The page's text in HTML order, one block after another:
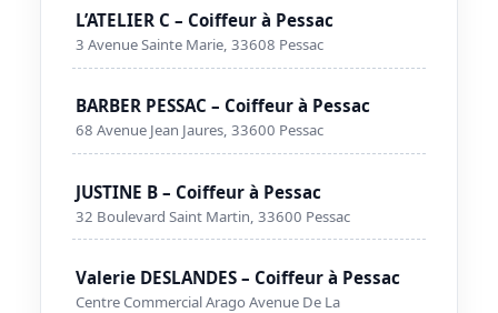
L’ATELIER C – Coiffeur à Pessac
3 Avenue Sainte Marie, 33608 Pessac
BARBER PESSAC – Coiffeur à Pessac
68 Avenue Jean Jaures, 33600 Pessac
JUSTINE B – Coiffeur à Pessac
32 Boulevard Saint Martin, 33600 Pessac
Valerie DESLANDES – Coiffeur à Pessac
Centre Commercial Arago Avenue De La